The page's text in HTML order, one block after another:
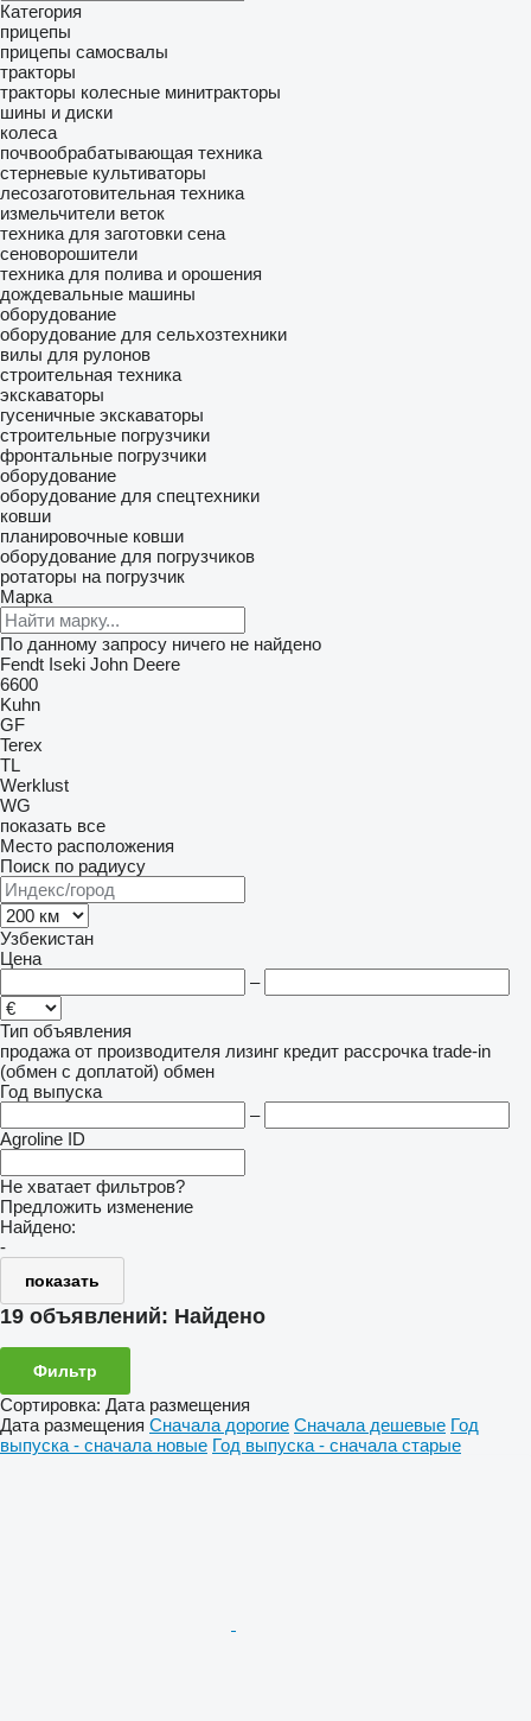
Категория
прицепы
прицепы самосвалы
тракторы
тракторы колесные минитракторы
шины и диски
колеса
почвообрабатывающая техника
стерневые культиваторы
лесозаготовительная техника
измельчители веток
техника для заготовки сена
сеноворошители
техника для полива и орошения
дождевальные машины
оборудование
оборудование для сельхозтехники
вилы для рулонов
строительная техника
экскаваторы
гусеничные экскаваторы
строительные погрузчики
фронтальные погрузчики
оборудование
оборудование для спецтехники
ковши
планировочные ковши
оборудование для погрузчиков
ротаторы на погрузчик
Марка
По данному запросу ничего не найдено
Fendt Iseki John Deere
6600
Kuhn
GF
Terex
TL
Werklust
WG
показать все
Место расположения
Поиск по радиусу
Узбекистан
Цена
–
Тип объявления
продажа от производителя лизинг кредит рассрочка trade-in
(обмен с доплатой) обмен
Год выпуска
–
Agroline ID
Не хватает фильтров?
Предложить изменение
Найдено:
-
показать
19 объявлений: Найдено
Фильтр
Сортировка: Дата размещения
Дата размещения Сначала дорогие Сначала дешевые Год
выпуска - сначала новые Год выпуска - сначала старые